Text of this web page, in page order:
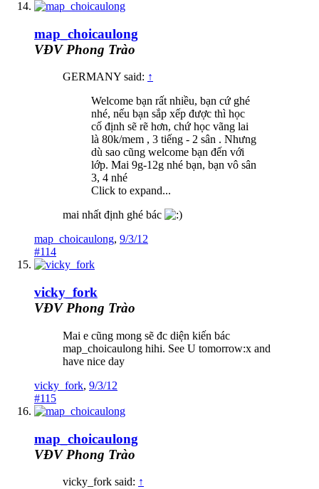
map_choicaulong
VĐV Phong Trào
GERMANY said: ↑
Welcome bạn rất nhiều, bạn cứ ghé
nhé, nếu bạn sắp xếp được thì học
cố định sẽ rẽ hơn, chứ học vãng lai
là 80k/mem , 3 tiếng - 2 sân . Nhưng
dù sao cũng welcome bạn đến với
lớp. Mai 9g-12g nhé bạn, bạn vô sân
3, 4 nhé
Click to expand...
mai nhất định ghé bác
map_choicaulong, 9/3/12
#114
vicky_fork
VĐV Phong Trào
Mai e cũng mong sẽ đc diện kiến bác
map_choicaulong hihi. See U tomorrow:x and
have nice day
vicky_fork, 9/3/12
#115
map_choicaulong
VĐV Phong Trào
vicky_fork said: ↑